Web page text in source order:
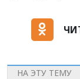
НА ЭТУ ТЕМУ